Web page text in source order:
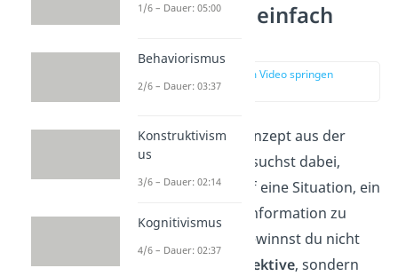
Reframing — einfach
zur Stelle im Video springen
(00:17)
Reframingist ein Konzept aus der
Psychologie
. Du versuchst dabei,
deineSichtweise
auf eine Situation, ein
Problem oder eine Information zu
. Damit gewinnst du nicht
nur eine
neue Perspektive, sondern
1/6 – Dauer: 05:00
Behaviorismus
2/6 – Dauer: 03:37
Konstruktivism
us
3/6 – Dauer: 02:14
Kognitivismus
4/6 – Dauer: 02:37